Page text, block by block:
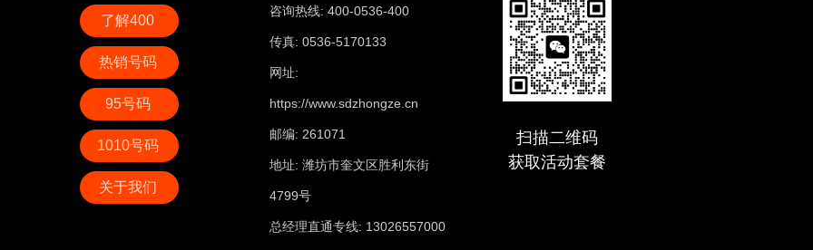
了解400
热销号码
95号码
1010号码
关于我们
咨询热线: 400-0536-400
传真: 0536-5170133
网址:
https://www.sdzhongze.cn
邮编: 261071
地址: 潍坊市奎文区胜利东街
4799号
总经理直通专线: 13026557000
扫描二维码
获取活动套餐